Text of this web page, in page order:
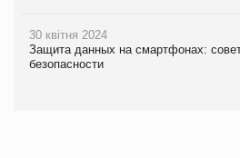
30 квітня 2024
Защита данных на смартфонах:
безопасности